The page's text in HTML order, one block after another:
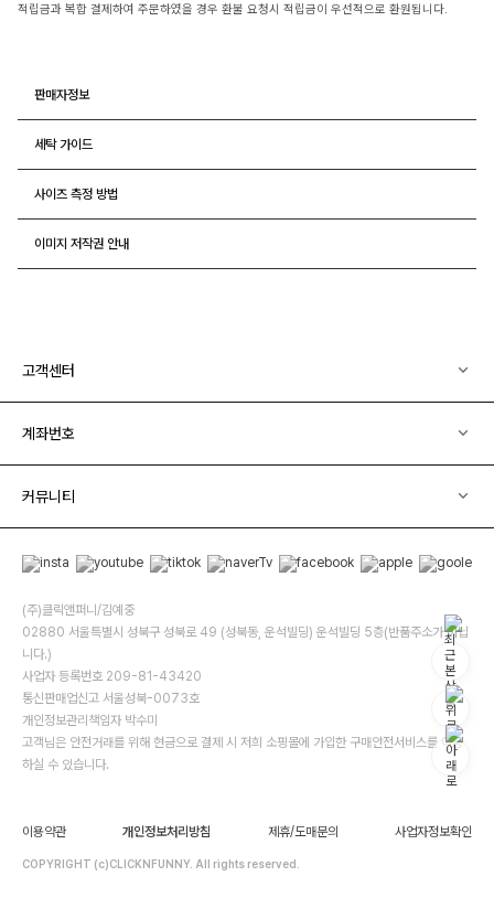
적립금과 복합 결제하여 주문하였을 경우 환불 요청시 적립금이 우선적으로 환원됩니다.
판매자정보
세탁 가이드
사이즈 측정 방법
이미지 저작권 안내
고객센터
계좌번호
커뮤니티
(주)클릭앤퍼니/김예중
02880 서울특별시 성북구 성북로 49 (성북동, 운석빌딩) 운석빌딩 5층(반품주소가 아닙
니다.)
사업자 등록번호 209-81-43420
통신판매업신고 서울성북-0073호
개인정보관리책임자 박수미
고객님은 안전거래를 위해 현금으로 결제 시 저희 소핑몰에 가입한 구매안전서비스를 이용
하실 수 있습니다.
이용약관 개인정보처리방침 제휴/도매문의 사업자정보확인
COPYRIGHT (c)CLICKNFUNNY. All rights reserved.